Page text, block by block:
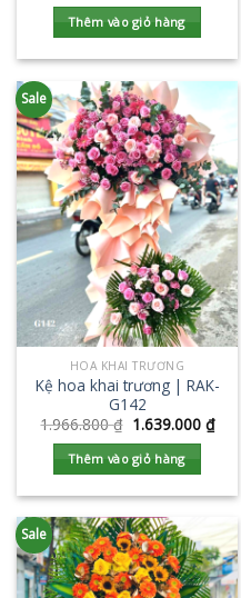
Thêm vào giỏ hàng
Sale
HOA KHAI TRƯƠNG
Kệ hoa khai trương | RAK-
G142
1.966.800₫ 1.639.000 ₫
Thêm vào giỏ hàng
Sale